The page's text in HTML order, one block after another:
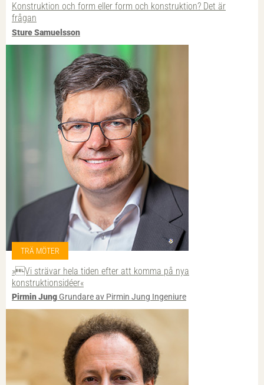
Konstruktion och form eller form och konstruktion? Det är
frågan
Sture Samuelsson
TRÄ MÖTER
»Vi strävar hela tiden efter att komma på nya
konstruktionsidéer«
Pirmin JungGrundare av Pirmin Jung Ingeniure